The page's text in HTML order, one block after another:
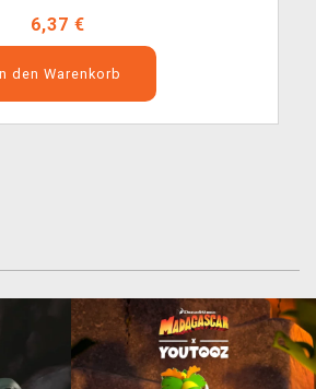
6,37 €
den Warenkorb